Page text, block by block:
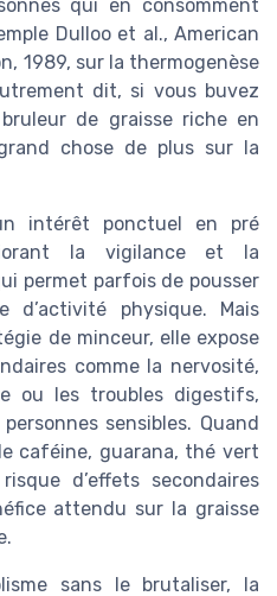
qui en consomment
Dulloo et al., American
1989, sur la thermogenèse
dit, si vous buvez
de graisse riche en
chose de plus sur la
intérêt ponctuel en pré
la vigilance et la
permet parfois de pousser
physique. Mais
de minceur, elle expose
comme la nervosité,
ou les troubles digestifs,
sensibles. Quand
caféine, guarana, thé vert
d’effets secondaires
attendu sur la graisse
sans le brutaliser, la